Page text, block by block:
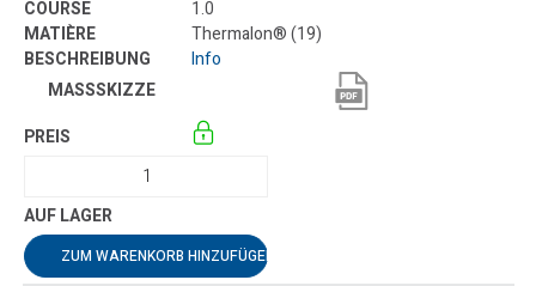
1.0
Thermalon® (19)
Info
ZUM WARENKORB HINZUFÜGEN